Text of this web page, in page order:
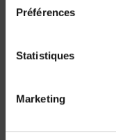
Préférences
Statistiques
Marketing